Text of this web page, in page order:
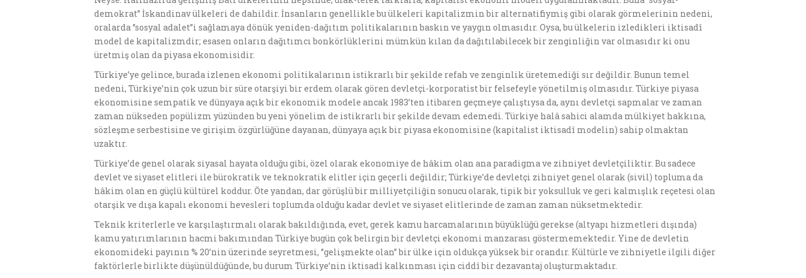
demokrat’’ İskandinav ülkeleri de dahildir. İnsanların genellikle bu ülkeleri kapitalizmin bir alternatifiymiş gibi olarak görmelerinin nedeni,
oralarda ‘’sosyal adalet’’i sağlamaya dönük yeniden-dağıtım politikalarının baskın ve yaygın olmasıdır. Oysa, bu ülkelerin izledikleri iktisadî
model de kapitalizmdir; esasen onların dağıtımcı bonkörlüklerini mümkün kılan da dağıtılabilecek bir zenginliğin var olmasıdır ki onu
üretmiş olan da piyasa ekonomisidir.
Türkiye’ye gelince, burada izlenen ekonomi politikalarının istikrarlı bir şekilde refah ve zenginlik üretemediği sır değildir. Bunun temel
nedeni, Türkiye’nin çok uzun bir süre otarşiyi bir erdem olarak gören devletçi-korporatist bir felsefeyle yönetilmiş olmasıdır. Türkiye piyasa
ekonomisine sempatik ve dünyaya açık bir ekonomik modele ancak 1983’ten itibaren geçmeye çalıştıysa da, aynı devletçi sapmalar ve zaman
zaman nükseden popülizm yüzünden bu yeni yönelim de istikrarlı bir şekilde devam edemedi. Türkiye halâ sahici alamda mülkiyet hakkına,
sözleşme serbestisine ve girişim özgürlüğüne dayanan, dünyaya açık bir piyasa ekonomisine (kapitalist iktisadî modelin) sahip olmaktan
uzaktır.
Türkiye’de genel olarak siyasal hayata olduğu gibi, özel olarak ekonomiye de hâkim olan ana paradigma ve zihniyet devletçiliktir. Bu sadece
devlet ve siyaset elitleri ile bürokratik ve teknokratik elitler için geçerli değildir; Türkiye’de devletçi zihniyet genel olarak (sivil) topluma da
hâkim olan en güçlü kültürel koddur. Öte yandan, dar görüşlü bir milliyetçiliğin sonucu olarak, tipik bir yoksulluk ve geri kalmışlık reçetesi olan
otarşik ve dışa kapalı ekonomi hevesleri toplumda olduğu kadar devlet ve siyaset elitlerinde de zaman zaman nüksetmektedir.
Teknik kriterlerle ve karşılaştırmalı olarak bakıldığında, evet, gerek kamu harcamalarının büyüklüğü gerekse (altyapı hizmetleri dışında)
kamu yatırımlarının hacmi bakımından Türkiye bugün çok belirgin bir devletçi ekonomi manzarası göstermemektedir. Yine de devletin
ekonomideki payının % 20’nin üzerinde seyretmesi, ‘’gelişmekte olan’’ bir ülke için oldukça yüksek bir orandır. Kültürle ve zihniyetle ilgili diğer
faktörlerle birlikte düşünüldüğünde, bu durum Türkiye’nin iktisadî kalkınması için ciddî bir dezavantaj oluşturmaktadır.